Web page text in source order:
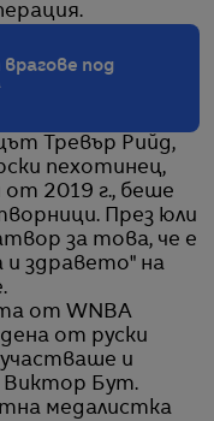
под
Тревър Рийд,
пехотинец,
от 2019 г., беше
През юли
за това, че е
и здравето" на
от WNBA
от руски
и
Виктор Бут.
медалистка